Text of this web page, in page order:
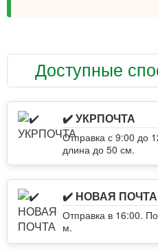
Доступные
✔️ УКРПОЧТА
Отправка с 9:00 до
длина до 50 см.
✔️ НОВАЯ ПОЧТА
Отправка в 16:00.
м.